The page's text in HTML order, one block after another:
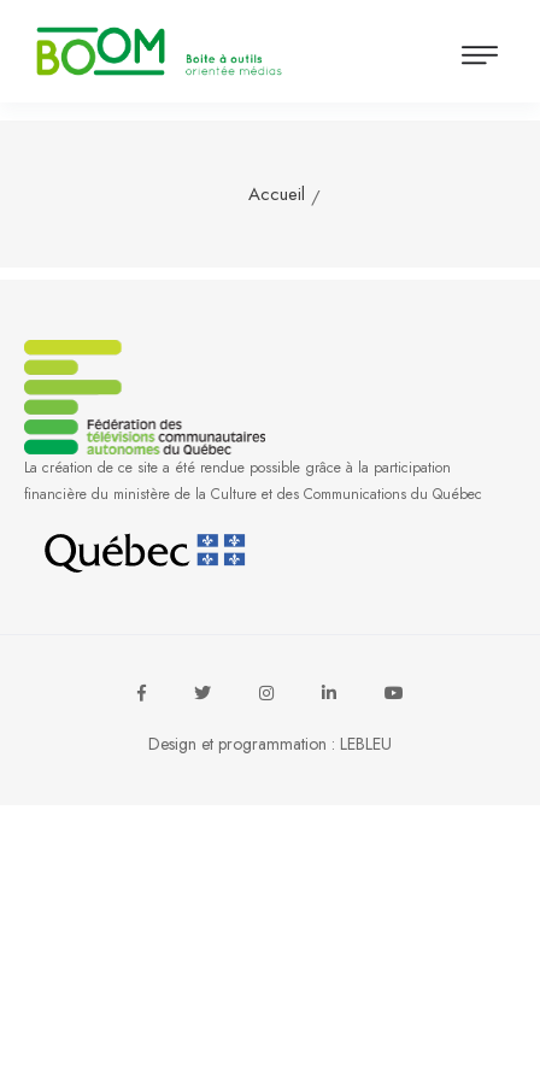
Accueil
La création de ce site a été rendue possible grâce à la participation
financière du ministère de la Culture et des Communications du Québec
Design et programmation : LEBLEU